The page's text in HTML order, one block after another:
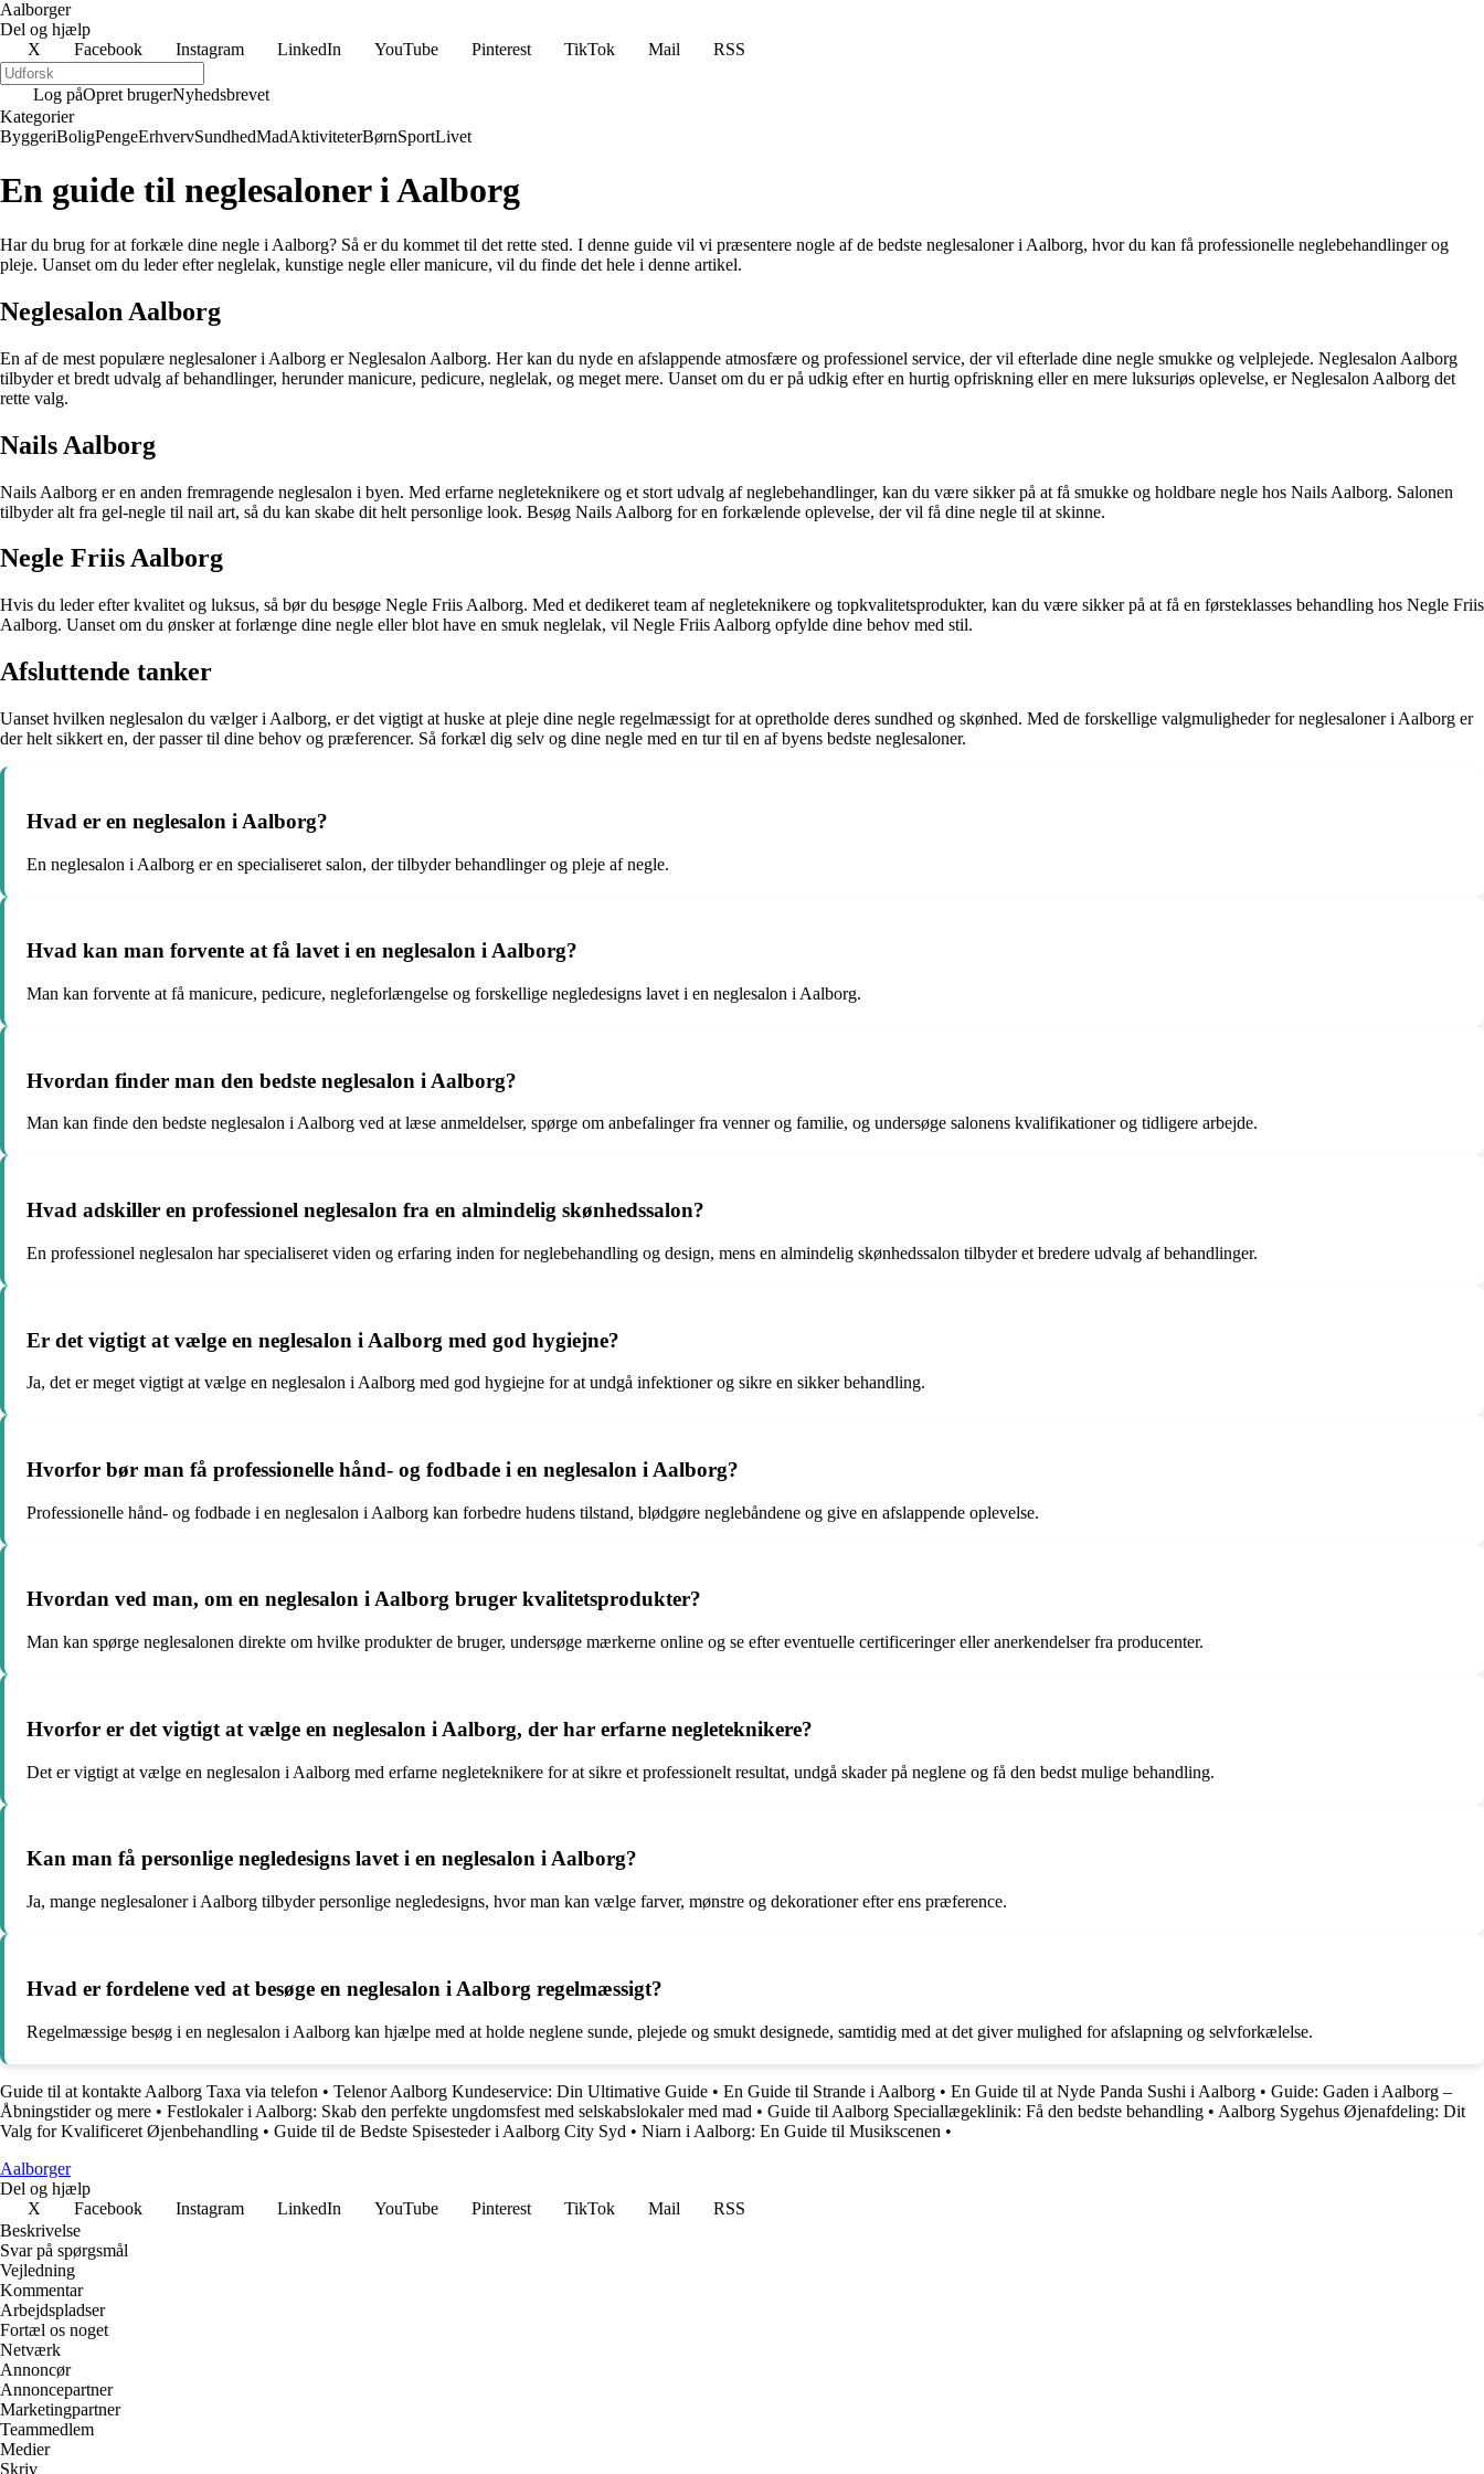
Aalborger
Del og hjælp
X
Facebook Instagram LinkedIn YouTube Pinterest TikTok Mail RSS
Log påOpret brugerNyhedsbrevet
Kategorier
ByggeriBoligPengeErhvervSundhedMadAktiviteterBørnSportLivet
En guide til neglesaloner i Aalborg
Har du brug for at forkæle dine negle i Aalborg? Så er du kommet til det rette sted. I denne guide vil vi præsentere nogle af de bedste neglesaloner i Aalborg, hvor du kan få professionelle neglebehandlinger og
pleje. Uanset om du leder efter neglelak, kunstige negle eller manicure, vil du finde det hele i denne artikel.
Neglesalon Aalborg
En af de mest populære neglesaloner i Aalborg er Neglesalon Aalborg. Her kan du nyde en afslappende atmosfære og professionel service, der vil efterlade dine negle smukke og velplejede. Neglesalon Aalborg
tilbyder et bredt udvalg af behandlinger, herunder manicure, pedicure, neglelak, og meget mere. Uanset om du er på udkig efter en hurtig opfriskning eller en mere luksuriøs oplevelse, er Neglesalon Aalborg det
rette valg.
Nails Aalborg
Nails Aalborg er en anden fremragende neglesalon i byen. Med erfarne negleteknikere og et stort udvalg af neglebehandlinger, kan du være sikker på at få smukke og holdbare negle hos Nails Aalborg. Salonen
tilbyder alt fra gel-negle til nail art, så du kan skabe dit helt personlige look. Besøg Nails Aalborg for en forkælende oplevelse, der vil få dine negle til at skinne.
Negle Friis Aalborg
Hvis du leder efter kvalitet og luksus, så bør du besøge Negle Friis Aalborg. Med et dedikeret team af negleteknikere og topkvalitetsprodukter, kan du være sikker på at få en førsteklasses behandling hos Negle Friis
Aalborg. Uanset om du ønsker at forlænge dine negle eller blot have en smuk neglelak, vil Negle Friis Aalborg opfylde dine behov med stil.
Afsluttende tanker
Uanset hvilken neglesalon du vælger i Aalborg, er det vigtigt at huske at pleje dine negle regelmæssigt for at opretholde deres sundhed og skønhed. Med de forskellige valgmuligheder for neglesaloner i Aalborg er
der helt sikkert en, der passer til dine behov og præferencer. Så forkæl dig selv og dine negle med en tur til en af byens bedste neglesaloner.
Hvad er en neglesalon i Aalborg?
En neglesalon i Aalborg er en specialiseret salon, der tilbyder behandlinger og pleje af negle.
Hvad kan man forvente at få lavet i en neglesalon i Aalborg?
Man kan forvente at få manicure, pedicure, negleforlængelse og forskellige negledesigns lavet i en neglesalon i Aalborg.
Hvordan finder man den bedste neglesalon i Aalborg?
Man kan finde den bedste neglesalon i Aalborg ved at læse anmeldelser, spørge om anbefalinger fra venner og familie, og undersøge salonens kvalifikationer og tidligere arbejde.
Hvad adskiller en professionel neglesalon fra en almindelig skønhedssalon?
En professionel neglesalon har specialiseret viden og erfaring inden for neglebehandling og design, mens en almindelig skønhedssalon tilbyder et bredere udvalg af behandlinger.
Er det vigtigt at vælge en neglesalon i Aalborg med god hygiejne?
Ja, det er meget vigtigt at vælge en neglesalon i Aalborg med god hygiejne for at undgå infektioner og sikre en sikker behandling.
Hvorfor bør man få professionelle hånd- og fodbade i en neglesalon i Aalborg?
Professionelle hånd- og fodbade i en neglesalon i Aalborg kan forbedre hudens tilstand, blødgøre neglebåndene og give en afslappende oplevelse.
Hvordan ved man, om en neglesalon i Aalborg bruger kvalitetsprodukter?
Man kan spørge neglesalonen direkte om hvilke produkter de bruger, undersøge mærkerne online og se efter eventuelle certificeringer eller anerkendelser fra producenter.
Hvorfor er det vigtigt at vælge en neglesalon i Aalborg, der har erfarne negleteknikere?
Det er vigtigt at vælge en neglesalon i Aalborg med erfarne negleteknikere for at sikre et professionelt resultat, undgå skader på neglene og få den bedst mulige behandling.
Kan man få personlige negledesigns lavet i en neglesalon i Aalborg?
Ja, mange neglesaloner i Aalborg tilbyder personlige negledesigns, hvor man kan vælge farver, mønstre og dekorationer efter ens præference.
Hvad er fordelene ved at besøge en neglesalon i Aalborg regelmæssigt?
Regelmæssige besøg i en neglesalon i Aalborg kan hjælpe med at holde neglene sunde, plejede og smukt designede, samtidig med at det giver mulighed for afslapning og selvforkælelse.
Guide til at kontakte Aalborg Taxa via telefon • Telenor Aalborg Kundeservice: Din Ultimative Guide • En Guide til Strande i Aalborg • En Guide til at Nyde Panda Sushi i Aalborg • Guide: Gaden i Aalborg –
Åbningstider og mere • Festlokaler i Aalborg: Skab den perfekte ungdomsfest med selskabslokaler med mad • Guide til Aalborg Speciallægeklinik: Få den bedste behandling • Aalborg Sygehus Øjenafdeling: Dit
Valg for Kvalificeret Øjenbehandling • Guide til de Bedste Spisesteder i Aalborg City Syd • Niarn i Aalborg: En Guide til Musikscenen •
Aalborger
Del og hjælp
X
Facebook Instagram LinkedIn YouTube Pinterest TikTok Mail
RSS
Beskrivelse
Svar på spørgsmål
Vejledning
Kommentar
Arbejdspladser
Fortæl os noget
Netværk
Annoncør
Annoncepartner
Marketingpartner
Teammedlem
Medier
Skriv